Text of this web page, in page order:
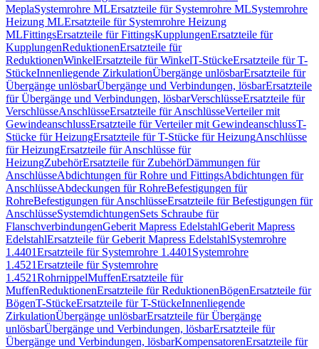
MeplaSystemrohre MLErsatzteile für Systemrohre MLSystemrohre
Heizung MLErsatzteile für Systemrohre Heizung
MLFittingsErsatzteile für FittingsKupplungenErsatzteile für
KupplungenReduktionenErsatzteile für
ReduktionenWinkelErsatzteile für WinkelT-StückeErsatzteile für T-
StückeInnenliegende ZirkulationÜbergänge unlösbarErsatzteile für
Übergänge unlösbarÜbergänge und Verbindungen, lösbarErsatzteile
für Übergänge und Verbindungen, lösbarVerschlüsseErsatzteile für
VerschlüsseAnschlüsseErsatzteile für AnschlüsseVerteiler mit
GewindeanschlussErsatzteile für Verteiler mit GewindeanschlussT-
Stücke für HeizungErsatzteile für T-Stücke für HeizungAnschlüsse
für HeizungErsatzteile für Anschlüsse für
HeizungZubehörErsatzteile für ZubehörDämmungen für
AnschlüsseAbdichtungen für Rohre und FittingsAbdichtungen für
AnschlüsseAbdeckungen für RohreBefestigungen für
RohreBefestigungen für AnschlüsseErsatzteile für Befestigungen für
AnschlüsseSystemdichtungenSets Schraube für
FlanschverbindungenGeberit Mapress EdelstahlGeberit Mapress
EdelstahlErsatzteile für Geberit Mapress EdelstahlSystemrohre
1.4401Ersatzteile für Systemrohre 1.4401 Systemrohre
1.4521Ersatzteile für Systemrohre
1.4521RohrnippelMuffenErsatzteile für
MuffenReduktionenErsatzteile für ReduktionenBögenErsatzteile für
BögenT-StückeErsatzteile für T-StückeInnenliegende
ZirkulationÜbergänge unlösbarErsatzteile für Übergänge
unlösbarÜbergänge und Verbindungen, lösbarErsatzteile für
Übergänge und Verbindungen, lösbarKompensatorenErsatzteile für